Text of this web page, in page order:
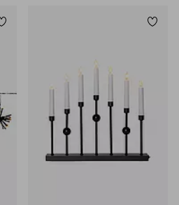
Lisää suosikkeihin Lisää